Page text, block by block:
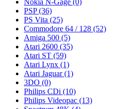
Nokia N-Gage (0)
PSP(36)
PS Vita (25)
Commodore 64 / 128 (52)
Amiga 500 (5)
Atari 2600 (35)
Atari ST (59)
Atari Lynx (1)
Atari Jaguar(1)
3DO (0)
Philips CDi (10)
Philips Videopac (13)